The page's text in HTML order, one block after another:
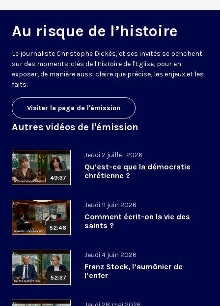
Au risque de l’histoire
Le journaliste Christophe Dickès, et ses invités se penchent
sur des moments-clés de l'Histoire de l'Eglise, pour en
exposer, de manière aussi claire que précise, les enjeux et les
faits.
Visiter la page de l'émission
Autres vidéos de l'émission
49:37
Jeudi 2 juillet 2026
Qu’est-ce que la démocratie
chrétienne ?
52:46
Jeudi 11 juin 2026
Comment écrit-on la vie des
saints ?
52:37
Jeudi 4 juin 2026
Franz Stock, l’aumônier de
l’enfer